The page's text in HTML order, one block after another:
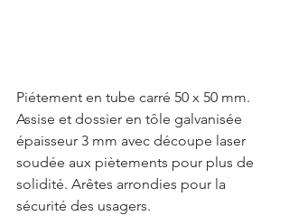
Piétement en tube carré 50 x 50 mm.
Assise et dossier en tôle galvanisée
épaisseur 3 mm avec découpe laser
soudée aux piètements pour plus de
solidité. Arêtes arrondies pour la
sécurité des usagers.